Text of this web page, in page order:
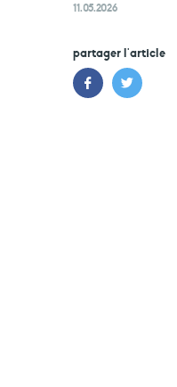
11.05.2026
partager l'article